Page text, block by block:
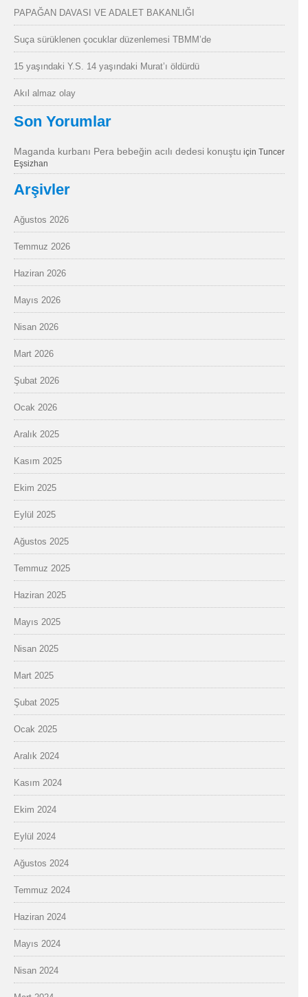
PAPAĞAN DAVASI VE ADALET BAKANLIĞI
Suça sürüklenen çocuklar düzenlemesi TBMM’de
15 yaşındaki Y.S. 14 yaşındaki Murat’ı öldürdü
Akıl almaz olay
Son Yorumlar
Maganda kurbanı Pera bebeğin acılı dedesi konuştu için Tuncer
Eşsizhan
Arşivler
Ağustos 2026
Temmuz 2026
Haziran 2026
Mayıs 2026
Nisan 2026
Mart 2026
Şubat 2026
Ocak 2026
Aralık 2025
Kasım 2025
Ekim 2025
Eylül 2025
Ağustos 2025
Temmuz 2025
Haziran 2025
Mayıs 2025
Nisan 2025
Mart 2025
Şubat 2025
Ocak 2025
Aralık 2024
Kasım 2024
Ekim 2024
Eylül 2024
Ağustos 2024
Temmuz 2024
Haziran 2024
Mayıs 2024
Nisan 2024